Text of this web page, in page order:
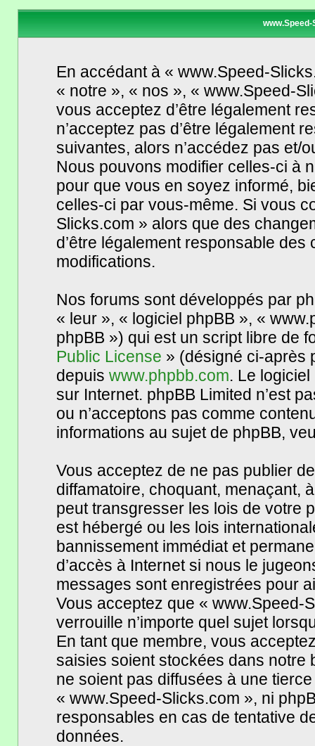
En accédant à « www.Speed-
« notre », « nos », « www.Speed-
vous acceptez d’être légalement
n’acceptez pas d’être légalement
suivantes, alors n’accédez pas et/
Nous pouvons modifier celles-ci à
pour que vous en soyez informé,
celles-ci par vous-même. Si vous
Slicks.com » alors que des
d’être légalement responsable
modifications.
Nos forums sont développés par
« leur », « logiciel phpBB », «
phpBB ») qui est un script libre de
Public License » (désigné ci-après
depuis www.phpbb.com. Le
sur Internet. phpBB Limited n’est
ou n’acceptons pas comme
informations au sujet de phpBB,
Vous acceptez de ne pas publier
diffamatoire, choquant, menaçant,
peut transgresser les lois de votre
est hébergé ou les lois
bannissement immédiat et
d’accès à Internet si nous le
messages sont enregistrées pour
Vous acceptez que « www.Speed-
verrouille n’importe quel sujet
En tant que membre, vous
saisies soient stockées dans notre
ne soient pas diffusées à une
« www.Speed-Slicks.com », ni
responsables en cas de tentative
données.